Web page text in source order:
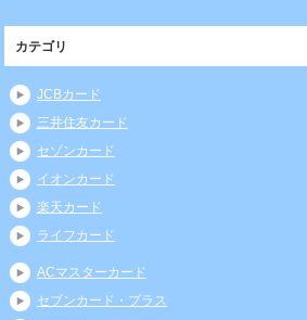
カテゴリ
JCBカード
三井住友カード
セゾンカード
イオンカード
楽天カード
ライフカード
ACマスターカード
セブンカード・プラス